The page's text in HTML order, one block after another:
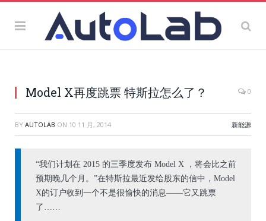
Model X再度跳票 特斯拉怎么了？ 0
BY AUTOLAB ON 10 11 月, 2014 新能源
“我们计划在 2015 的三季度发布 Model X ，将会比之前
预期晚几个月。”在特斯拉最近发给股东的信中，Model
X的订户收到一个不是很愉快的消息——它又跳票
了……